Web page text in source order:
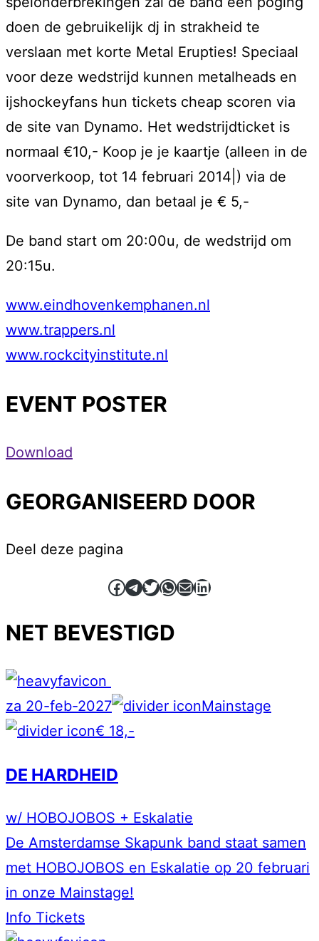
doen de gebruikelijk dj in strakheid te
verslaan met korte Metal Erupties! Speciaal
voor deze wedstrijd kunnen metalheads en
ijshockeyfans hun tickets cheap scoren via
de site van Dynamo. Het wedstrijdticket is
normaal €10,- Koop je je kaartje (alleen in de
voorverkoop, tot 14 februari 2014|) via de
site van Dynamo, dan betaal je € 5,-
De band start om 20:00u, de wedstrijd om
20:15u.
www.eindhovenkemphanen.nl
www.trappers.nl
www.rockcityinstitute.nl
EVENT POSTER
Download
GEORGANISEERD DOOR
Deel deze pagina
Facebook
Telegram
Twitter
WhatsApp
E-mailLinkedIn
NET BEVESTIGD
za 20-feb-2027
Mainstage
€ 18,-
DE HARDHEID
w/ HOBOJOBOS + Eskalatie
De Amsterdamse Skapunk band staat samen
met HOBOJOBOS en Eskalatie op 20 februari
in onze Mainstage!
Info Tickets